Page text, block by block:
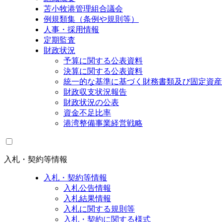
苫小牧港管理組合議会
例規類集（条例や規則等）
人事・採用情報
定期監査
財政状況
予算に関する公表資料
決算に関する公表資料
統一的な基準に基づく財務書類及び固定資
財政収支状況報告
財政状況の公表
資金不足比率
港湾整備事業経営戦略
入札・契約等情報
入札・契約等情報
入札公告情報
入札結果情報
入札に関する規則等
入札・契約に関する様式